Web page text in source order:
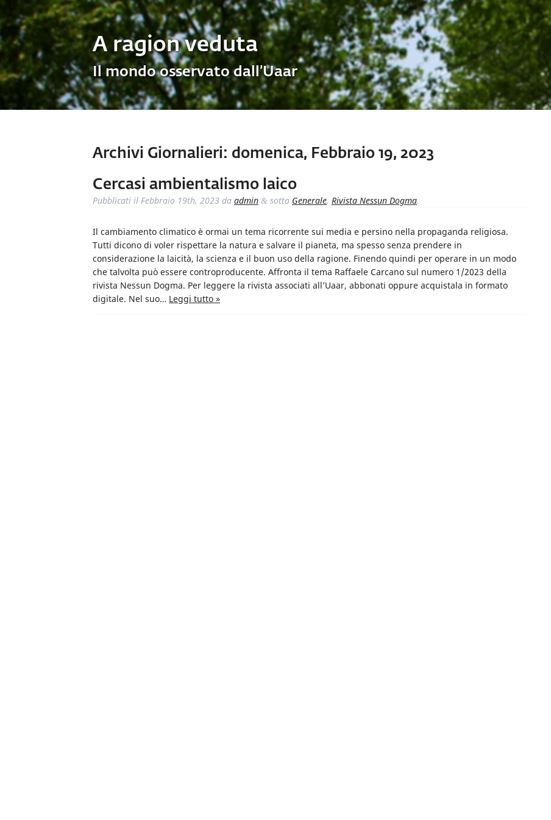
A ragion veduta
Il mondo osservato dall’Uaar
Archivi Giornalieri: domenica, Febbraio 19, 2023
Cercasi ambientalismo laico
Pubblicati il Febbraio 19th, 2023 da admin & sotto Generale, Rivista Nessun Dogma.
Il cambiamento climatico è ormai un tema ricorrente sui media e persino nella propaganda religiosa.
Tutti dicono di voler rispettare la natura e salvare il pianeta, ma spesso senza prendere in
considerazione la laicità, la scienza e il buon uso della ragione. Finendo quindi per operare in un modo
che talvolta può essere controproducente. Affronta il tema Raffaele Carcano sul numero 1/2023 della
rivista Nessun Dogma. Per leggere la rivista associati all’Uaar, abbonati oppure acquistala in formato
digitale. Nel suo… Leggi tutto »